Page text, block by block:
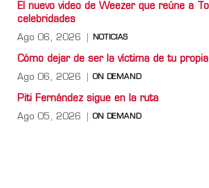
El nuevo video de Weezer que reúne a
celebridades
Ago 06, 2026 NOTICIAS
Cómo dejar de ser la víctima de tu
Ago 06, 2026 ON DEMAND
Piti Fernández sigue en la ruta
Ago 05, 2026 ON DEMAND